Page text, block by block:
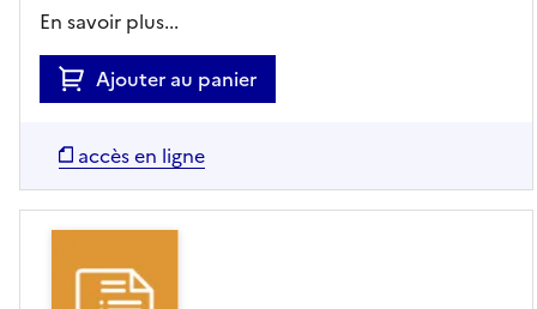
En savoir plus...
Ajouter au panier
accès en ligne